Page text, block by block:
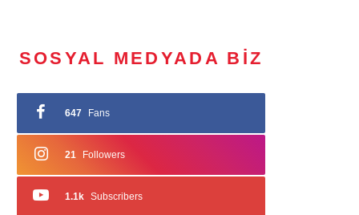
SOSYAL MEDYADA BIZ
647 Fans
21 Followers
1.1k Subscribers